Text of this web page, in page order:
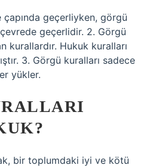
çapında geçerliyken, görgü
geçerlidir. 2. Görgü
kurallardır. Hukuk kuralları
3. Görgü kuralları sadece
yükler.
bir toplumdaki iyi ve kötü